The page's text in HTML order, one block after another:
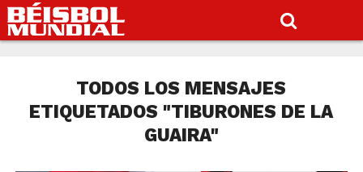
TODOS LOS MENSAJES
ETIQUETADOS "TIBURONES DE LA
GUAIRA"